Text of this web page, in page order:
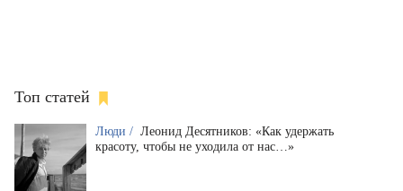
Топ статей
Люди / Леонид Десятников: «Как удержать
красоту, чтобы не уходила от нас…»